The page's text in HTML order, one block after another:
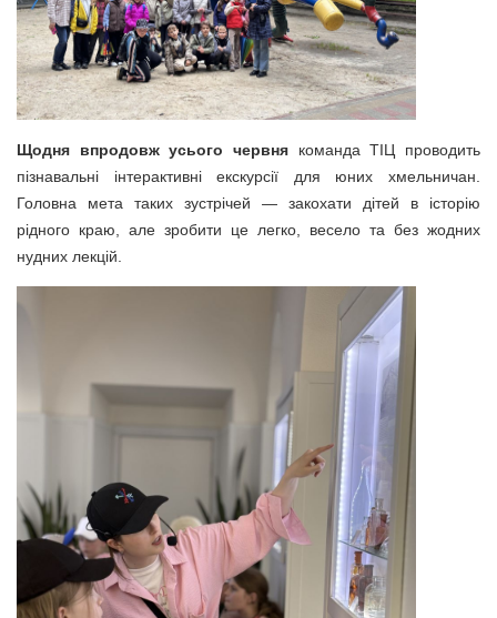
Щодня впродовж усього червня команда ТІЦ проводить
пізнавальні інтерактивні екскурсії для юних хмельничан.
Головна мета таких зустрічей — закохати дітей в історію
рідного краю, але зробити це легко, весело та без жодних
нудних лекцій.